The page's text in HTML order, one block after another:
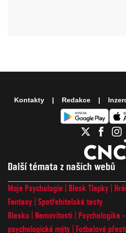
Další témata z našich webů
Moje Psychologie Blesk Tlapky
Fantasy Spotřebitelské testy
Blesku
Nemovitosti
Psychologika
psychologické mýty
Fotbalové
Kontakty Redakce